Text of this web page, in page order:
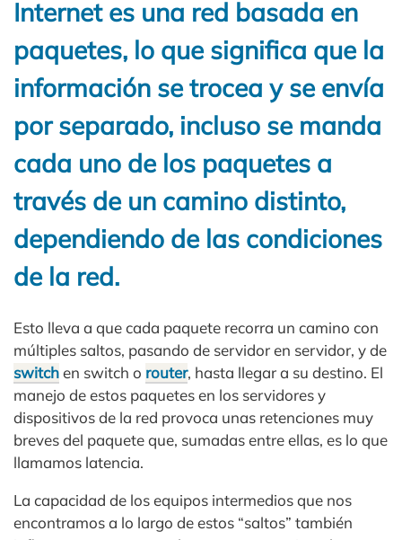
Internet es una red basada en
paquetes, lo que significa que la
información se trocea y se envía
por separado, incluso se manda
cada uno de los paquetes a
través de un camino distinto,
dependiendo de las condiciones
de la red.
Esto lleva a que cada paquete recorra un camino con
múltiples saltos, pasando de servidor en servidor, y de
switchen switch o router, hasta llegar a su destino. El
manejo de estos paquetes en los servidores y
dispositivos de la red provoca unas retenciones muy
breves del paquete que, sumadas entre ellas, es lo que
llamamos latencia.
La capacidad de los equipos intermedios que nos
encontramos a lo largo de estos “saltos” también